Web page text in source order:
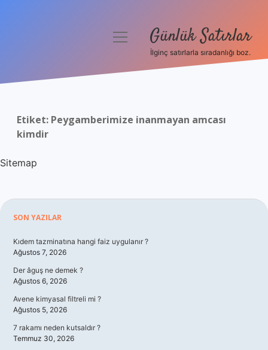
Yasal Uyarı
menüyü Günlük Satırlar
İlginç satırlarla sıradanlığı boz.
Etiket: Peygamberimize inanmayan amcası
kimdir
Sitemap
Sidebar
SON YAZILAR
Kıdem tazminatına hangi faiz uygulanır ?
Ağustos 7, 2026
Der âguş ne demek ?
Ağustos 6, 2026
Avene kimyasal filtreli mi ?
Ağustos 5, 2026
7 rakamı neden kutsaldır ?
Temmuz 30, 2026